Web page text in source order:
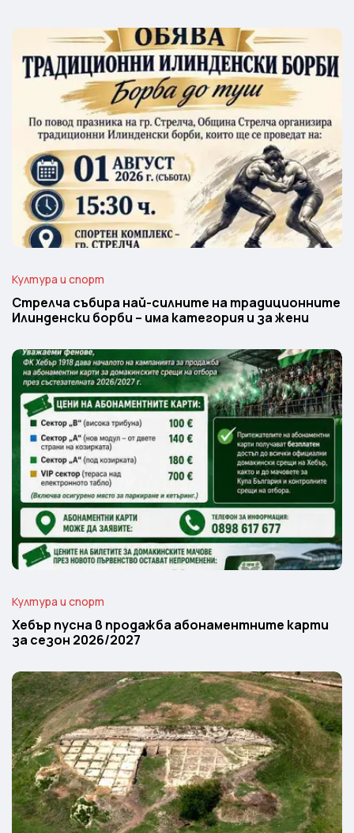
Култура и спорт
Стрелча събира най-силните на традиционните
Илинденски борби – има категория и за жени
Култура и спорт
Хебър пусна в продажба абонаментните карти
за сезон 2026/2027